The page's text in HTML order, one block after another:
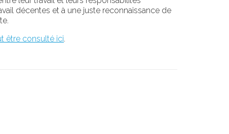
décentes et à une juste reconnaissance de
être consulté ici.